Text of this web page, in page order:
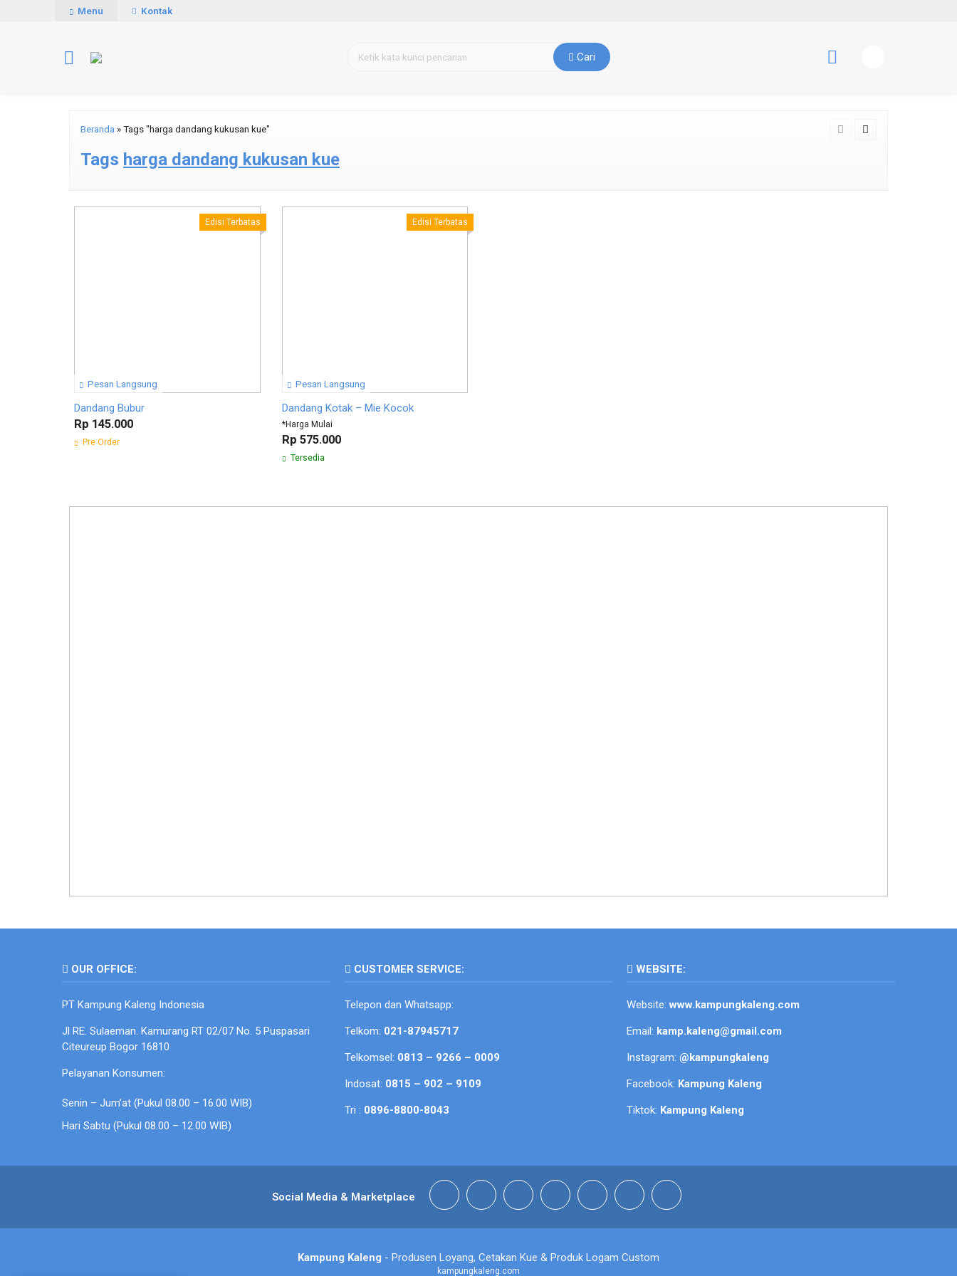
Menu Kontak
Cari
Beranda »Tags "harga dandang kukusan kue"
Tags harga dandang kukusan kue
Pesan Langsung
Edisi Terbatas
Dandang Bubur
Rp 145.000
Pre Order
Pesan Langsung
Edisi Terbatas
Dandang Kotak – Mie Kocok
*Harga Mulai
Rp 575.000
Tersedia
OUR OFFICE:
PT Kampung Kaleng Indonesia
Jl RE. Sulaeman. Kamurang RT 02/07 No. 5 Puspasari
Citeureup Bogor 16810
Pelayanan Konsumen:
Senin – Jum’at (Pukul 08.00 – 16.00 WIB)
Hari Sabtu (Pukul 08.00 – 12.00 WIB)
CUSTOMER SERVICE:
Telepon dan Whatsapp:
Telkom: 021-87945717
Telkomsel: 0813 – 9266 – 0009
Indosat: 0815 – 902 – 9109
Tri : 0896-8800-8043
WEBSITE:
Website:www.kampungkaleng.com
Email: kamp.kaleng@gmail.com
Instagram:@kampungkaleng
Facebook: Kampung Kaleng
Tiktok: Kampung Kaleng
Social Media & Marketplace
Kampung Kaleng - Produsen Loyang, Cetakan Kue & Produk Logam Custom
kampungkaleng.com